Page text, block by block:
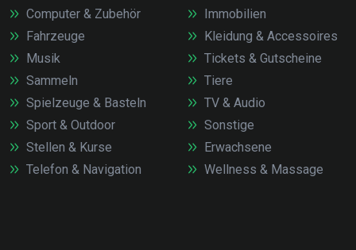
Computer & Zubehör
Fahrzeuge
Immobilien
Kleidung & Accessoires
Musik
Sammeln
Spielzeuge & Basteln
Sport & Outdoor
Stellen & Kurse
Telefon & Navigation
Tickets & Gutscheine
Tiere
TV & Audio
Sonstige
Erwachsene
Wellness & Massage